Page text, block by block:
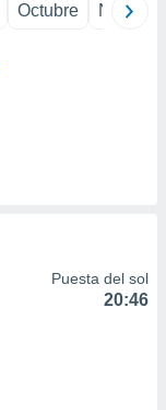
Octubre
Puesta del sol
20:46